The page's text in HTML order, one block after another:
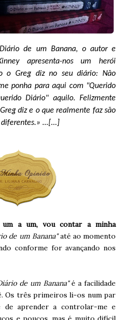
de um Banana, o autor e
apresenta-nos um herói
o Greg diz no seu diário: Não
ponha para aqui com "Querido
Diário" aquilo. Felizmente
diz e o que realmente faz são
...[...]
a um, vou contar a minha
de um Banana"até ao momento
conforme for avançando nos
de um Banana"é a facilidade
Os três primeiros li-os num par
aprender a controlar-me e